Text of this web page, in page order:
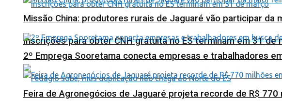
Inscrições para obter CNH gratuita no ES terminam em 31 de
Missão China: produtores rurais de Jaguaré vão participar da
2º Emprega Sooretama conecta empresas e trabalhadores
Feira de Agronegócios de Jaguaré projeta recorde de R$ 770